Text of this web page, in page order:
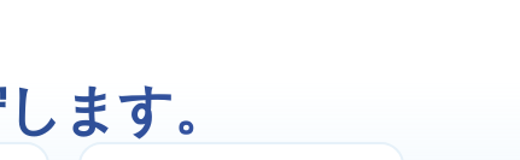
ます。